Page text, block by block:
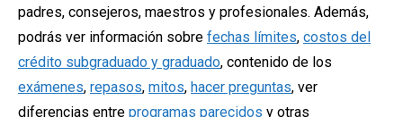
padres, consejeros, maestros y profesionales. Además,
podrás ver información sobre fechas límites, costos del
crédito subgraduado y graduado, contenido de los
exámenes, repasos, mitos, hacer preguntas, ver
diferencias entre programas parecidos y otras